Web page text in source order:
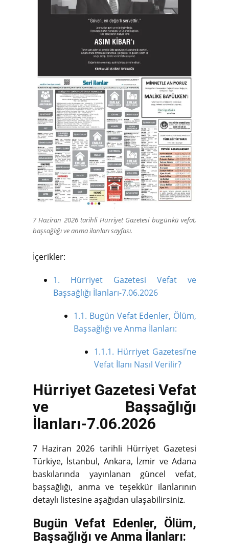
7 Haziran 2026 tarihli Hürriyet Gazetesi bugünkü vefat,
başsağlığı ve anma ilanları sayfası.
İçerikler:
1. Hürriyet Gazetesi Vefat ve
Başsağlığı İlanları-7.06.2026
1.1. Bugün Vefat Edenler, Ölüm,
Başsağlığı ve Anma İlanları:
1.1.1. Hürriyet Gazetesi’ne
Vefat İlanı Nasıl Verilir?
Hürriyet Gazetesi Vefat
ve Başsağlığı
İlanları-7.06.2026
7 Haziran 2026 tarihli Hürriyet Gazetesi
Türkiye, İstanbul, Ankara, İzmir ve Adana
baskılarında yayınlanan güncel vefat,
başsağlığı, anma ve teşekkür ilanlarının
detaylı listesine aşağıdan ulaşabilirsiniz.
Bugün Vefat Edenler, Ölüm,
Başsağlığı ve Anma İlanları: